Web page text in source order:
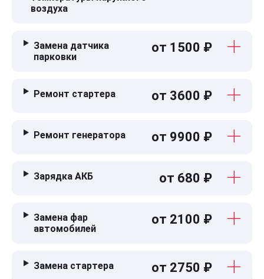
воздуха
Замена датчика
парковки
от 1500 ₽
Ремонт стартера от 3600 ₽
Ремонт генератора от 9900 ₽
Зарядка АКБ от 680 ₽
Замена фар
автомобилей
от 2100 ₽
Замена стартера от 2750 ₽